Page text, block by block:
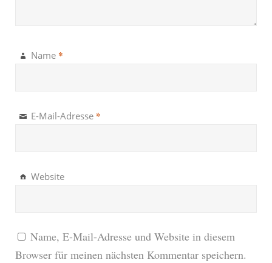
Name *
E-Mail-Adresse *
Website
Name, E-Mail-Adresse und Website in diesem
Browser für meinen nächsten Kommentar speichern.